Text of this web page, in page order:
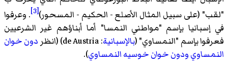
"لقب" (على سبيل المثال الأصلع - الحكيم - المسحور)[3]
. وعرفوا
في إسبانيا بإسم "مواطني النمسا" أما أبناؤهم غير الشرعيين
فعرفوا بإسم "النمساوي" (بالإسبانية:
de Austria)‏ (انظر دون خوان
النمساويودون خوان خوسيه النمساوي).